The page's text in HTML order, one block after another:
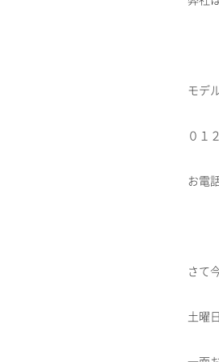
モデ
０１
お電
さて
土曜